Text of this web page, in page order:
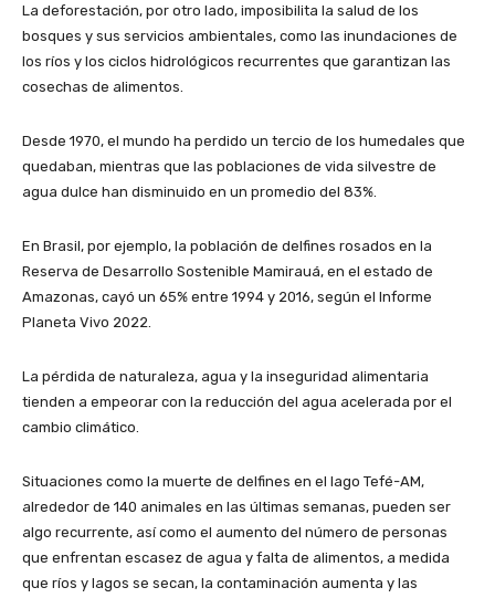
La deforestación, por otro lado, imposibilita la salud de los
bosques y sus servicios ambientales, como las inundaciones de
los ríos y los ciclos hidrológicos recurrentes que garantizan las
cosechas de alimentos.
Desde 1970, el mundo ha perdido un tercio de los humedales que
quedaban, mientras que las poblaciones de vida silvestre de
agua dulce han disminuido en un promedio del 83%.
En Brasil, por ejemplo, la población de delfines rosados ​​en la
Reserva de Desarrollo Sostenible Mamirauá, en el estado de
Amazonas, cayó un 65% entre 1994 y 2016, según el Informe
Planeta Vivo 2022.
La pérdida de naturaleza, agua y la inseguridad alimentaria
tienden a empeorar con la reducción del agua acelerada por el
cambio climático.
Situaciones como la muerte de delfines en el lago Tefé-AM,
alrededor de 140 animales en las últimas semanas, pueden ser
algo recurrente, así como el aumento del número de personas
que enfrentan escasez de agua y falta de alimentos, a medida
que ríos y lagos se secan, la contaminación aumenta y las